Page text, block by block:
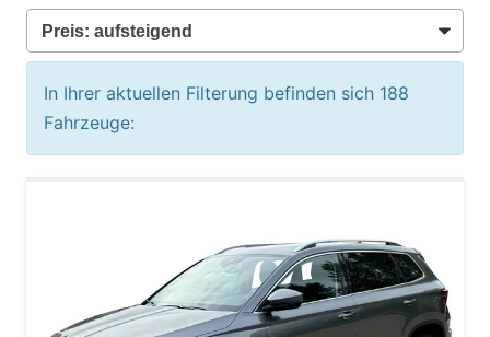
In Ihrer aktuellen Filterung befinden sich 188
Fahrzeuge: